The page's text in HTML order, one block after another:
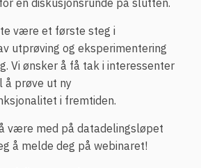
være et første steg i
utprøving og eksperimentering
Vi ønsker å få tak i interessenter
å prøve ut ny
i fremtiden.
være med på datadelingsløpet
å melde deg på webinaret!